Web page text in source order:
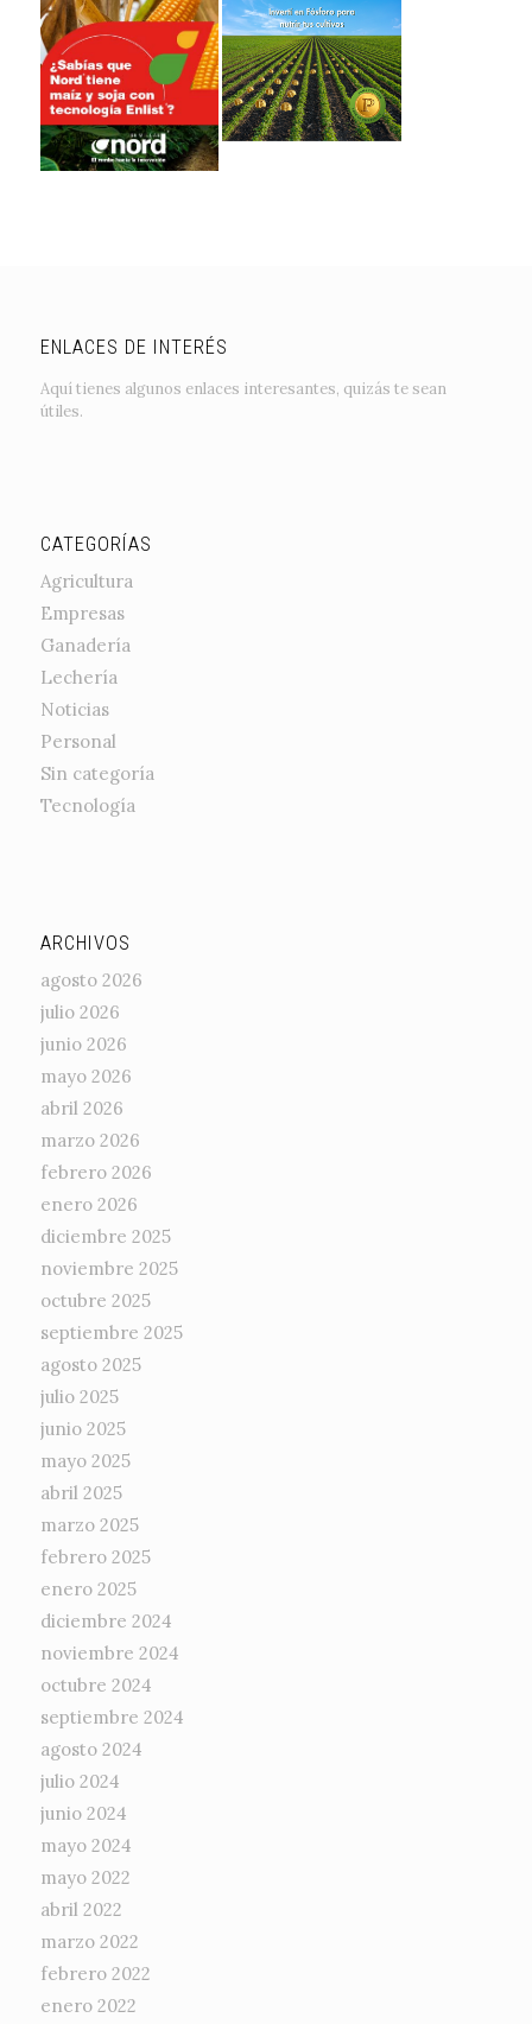
ENLACES DE INTERÉS
Aquí tienes algunos enlaces interesantes, quizás te sean
útiles.
CATEGORÍAS
Agricultura
Empresas
Ganadería
Lechería
Noticias
Personal
Sin categoría
Tecnología
ARCHIVOS
agosto 2026
julio 2026
junio 2026
mayo 2026
abril 2026
marzo 2026
febrero 2026
enero 2026
diciembre 2025
noviembre 2025
octubre 2025
septiembre 2025
agosto 2025
julio 2025
junio 2025
mayo 2025
abril 2025
marzo 2025
febrero 2025
enero 2025
diciembre 2024
noviembre 2024
octubre 2024
septiembre 2024
agosto 2024
julio 2024
junio 2024
mayo 2024
mayo 2022
abril 2022
marzo 2022
febrero 2022
enero 2022